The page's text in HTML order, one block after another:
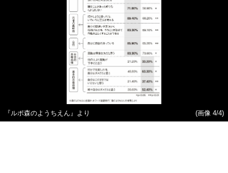
『ルポ森のようちえん』より (画像 4/4)